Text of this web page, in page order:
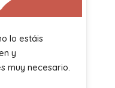
lo estáis
y
muy necesario.